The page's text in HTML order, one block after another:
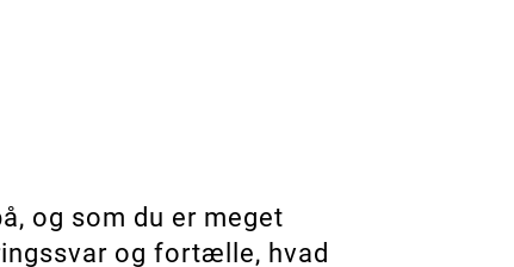
og som du er meget
og fortælle, hvad